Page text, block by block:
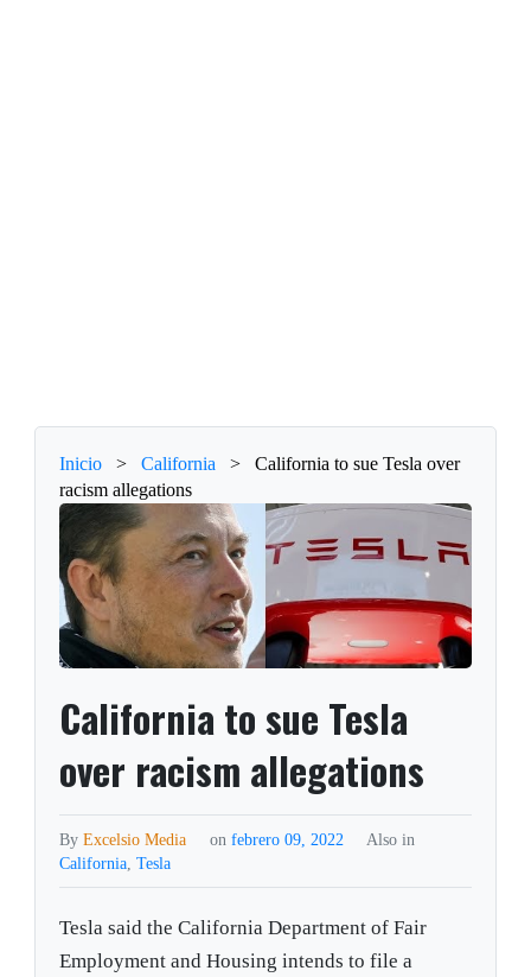
Inicio > California >
California to sue Tesla over
racism allegations
California to sue Tesla
over racism allegations
ByExcelsio Media on febrero 09, 2022
Also in
California,Tesla
Tesla said the California Department of Fair
Employment and Housing intends to file a